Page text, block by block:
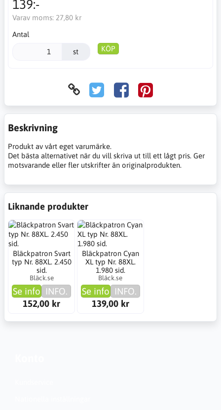
139:-
Varav moms: 27,80 kr
Antal
st KÖP
Beskrivning
Produkt av vårt eget varumärke.
Det bästa alternativet när du vill skriva ut till ett lågt pris. Ger
motsvarande eller fler utskrifter än originalprodukten.
Liknande produkter
Bläckpatron Svart
typ Nr. 88XL. 2.450
sid.
Bläck.se
Se info INFO.
152,00 kr
Bläckpatron Cyan
XL typ Nr. 88XL.
1.980 sid.
Bläck.se
Se info INFO.
139,00 kr